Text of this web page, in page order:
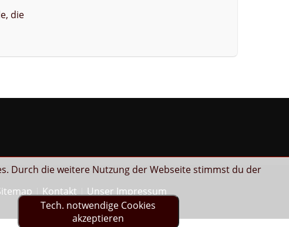
Durch die weitere Nutzung der Webseite stimmst du der
Tech. notwendige Cookies
akzeptieren
die
Kontakt Unser Impressum